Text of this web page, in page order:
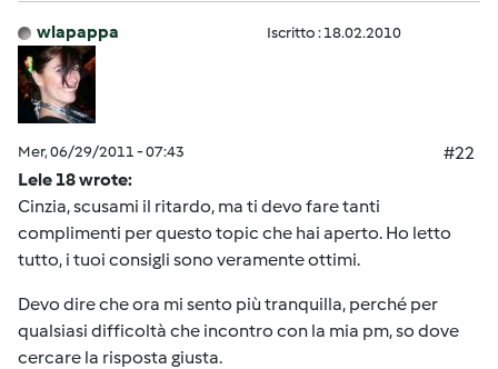
wlapappa Iscritto : 18.02.2010
Mer, 06/29/2011 - 07:43
#22
Lele 18 wrote:
Cinzia, scusami il ritardo, ma ti devo fare tanti
complimenti per questo topic che hai aperto. Ho letto
tutto, i tuoi consigli sono veramente ottimi.
Devo dire che ora mi sento più tranquilla, perché per
qualsiasi difficoltà che incontro con la mia pm, so dove
cercare la risposta giusta.